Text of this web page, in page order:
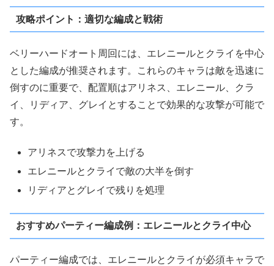
攻略ポイント：適切な編成と戦術
ベリーハードオート周回には、エレニールとクライを中心
とした編成が推奨されます。これらのキャラは敵を迅速に
倒すのに重要で、配置順はアリネス、エレニール、クラ
イ、リディア、グレイとすることで効果的な攻撃が可能で
す。
アリネスで攻撃力を上げる
エレニールとクライで敵の大半を倒す
リディアとグレイで残りを処理
おすすめパーティー編成例：エレニールとクライ中心
パーティー編成では、エレニールとクライが必須キャラで